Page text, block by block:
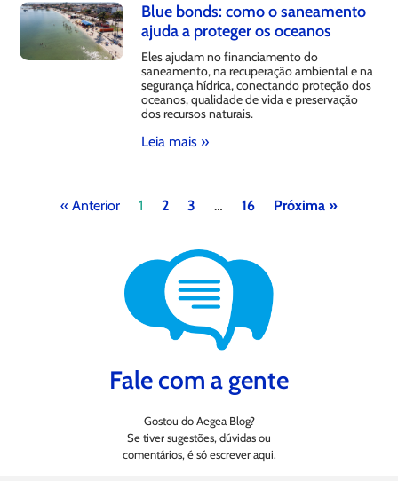
Blue bonds: como o saneamento
ajuda a proteger os oceanos
Eles ajudam no financiamento do
saneamento, na recuperação ambiental e na
segurança hídrica, conectando proteção dos
oceanos, qualidade de vida e preservação
dos recursos naturais.
Leia mais »
« Anterior 1 2 3 … 16 Próxima »
Fale com a gente
Gostou do Aegea Blog?
Se tiver sugestões, dúvidas ou
comentários, é só escrever aqui.